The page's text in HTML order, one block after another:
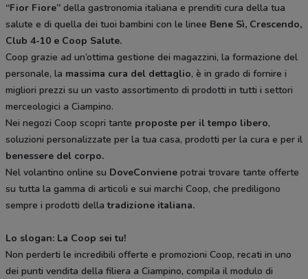
“Fior Fiore” della gastronomia italiana e prenditi cura della tua
salute e di quella dei tuoi bambini con le linee Bene Sì, Crescendo,
Club 4-10 e Coop Salute.
Coop grazie ad un’ottima gestione dei magazzini, la formazione del
personale, la massima cura del dettaglio, è in grado di fornire i
migliori prezzi su un vasto assortimento di prodotti in tutti i settori
merceologici a Ciampino.
Nei negozi Coop scopri tante proposte per il tempo libero,
soluzioni personalizzate per la tua casa, prodotti per la cura e per il
benessere del corpo.
Nel volantino online su DoveConviene potrai trovare tante offerte
su tutta la gamma di articoli e sui marchi Coop, che prediligono
sempre i prodotti dellatradizione italiana.
Lo slogan: La Coop sei tu!
Non perderti le incredibili offerte e promozioni Coop, recati in uno
dei punti vendita della filiera a Ciampino, compila il modulo di